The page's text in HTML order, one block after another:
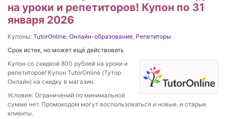
на уроки и репетиторов! Купон по 31
января 2026
Купоны: TutorOnline, Онлайн-образование, Репетиторы
Срок истек, но может ещё действовать
Купон со скидкой 800 рублей на уроки и
репетиторов! Купон TutorOnline (Тутор
Онлайн) на скидку в магазин.
Условия: Ограничений по минимальной
сумме нет. Промокодом могут воспользоваться и новые, и старые
клиенты.